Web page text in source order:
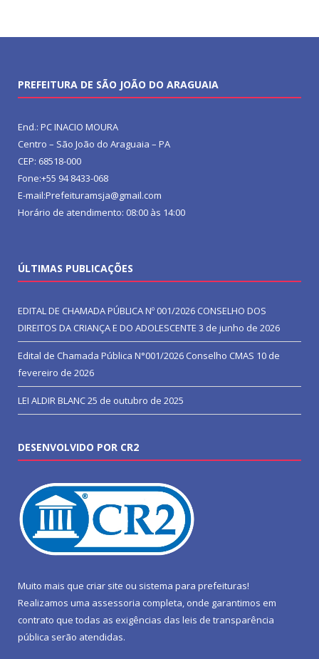
PREFEITURA DE SÃO JOÃO DO ARAGUAIA
End.: PC INACIO MOURA
Centro – São João do Araguaia – PA
CEP: 68518-000
Fone:+55 94 8433-068
E-mail:Prefeituramsja@gmail.com
Horário de atendimento: 08:00 às 14:00
ÚLTIMAS PUBLICAÇÕES
EDITAL DE CHAMADA PÚBLICA Nº 001/2026 CONSELHO DOS
DIREITOS DA CRIANÇA E DO ADOLESCENTE 3 de junho de 2026
Edital de Chamada Pública N°001/2026 Conselho CMAS 10 de
fevereiro de 2026
LEI ALDIR BLANC25 de outubro de 2025
DESENVOLVIDO POR CR2
Muito mais que criar site ou sistema para prefeituras!
Realizamos uma assessoria completa, onde garantimos em
contrato que todas as exigências das leis de transparência
pública serão atendidas.